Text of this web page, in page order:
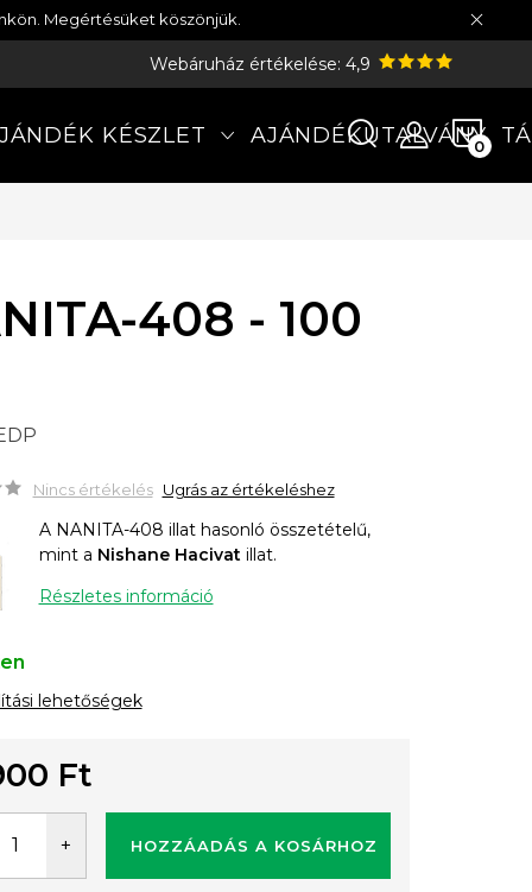
Megértésüket köszönjük.
Webáruház értékelése: 4,9
KÉSZLET AJÁNDÉKUTALVÁNY
408 - 100
Nincs értékelés Ugrás az értékeléshez
A NANITA-408 illat hasonló összetételű,
mint a Nishane Hacivatillat.
Részletes információ
lehetőségek
Ft
HOZZÁADÁS A KOSÁRHOZ